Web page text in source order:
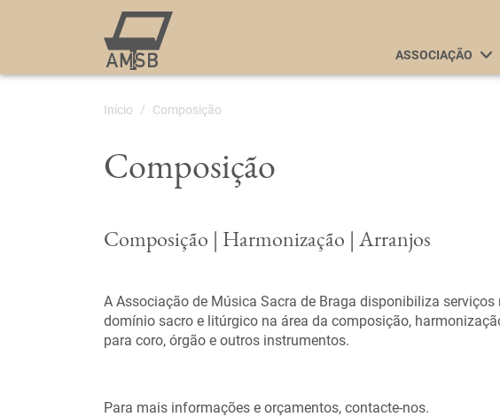
Main
ASSOCIAÇÃO
Início Composição
Composição
Composição | Harmonização | Arranjos
A Associação de Música Sacra de Braga disponibiliza
domínio sacro e litúrgico na área da composição,
para coro, órgão e outros instrumentos.
Para mais informações e orçamentos, contacte-nos.